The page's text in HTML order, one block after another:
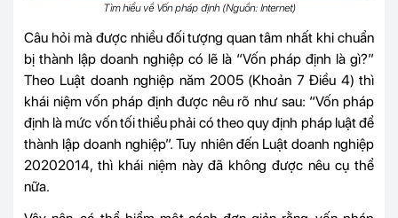
Tìm hiểu về Vốn pháp định (Nguồn: Internet)
Câu hỏi mà được nhiều đối tượng quan tâm nhất khi chuẩn
bị thành lập doanh nghiệp có lẽ là “Vốn pháp định là gì?”
Theo Luật doanh nghiệp năm 2005 (Khoản 7 Điều 4) thì
khái niệm vốn pháp định được nêu rõ như sau: “Vốn pháp
định là mức vốn tối thiểu phải có theo quy định pháp luật để
thành lập doanh nghiệp”. Tuy nhiên đến Luật doanh nghiệp
20202014, thì khái niệm này đã không được nêu cụ thể
nữa.